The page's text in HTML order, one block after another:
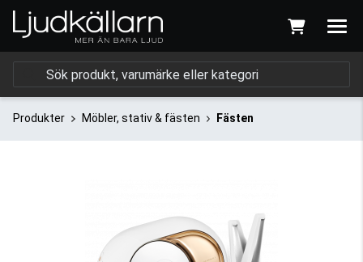
Produkter Möbler, stativ & fästen Fästen